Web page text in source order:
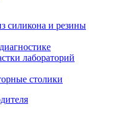
силикона и резины
лабораторий
столики